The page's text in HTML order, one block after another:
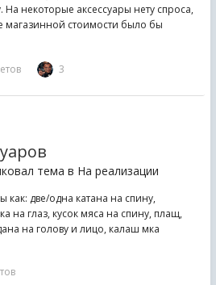
некоторые аксессуары нету спроса,
магазинной стоимости было бы
3
тема в На реализации
как: две/одна катана на спину,
на глаз, кусок мяса на спину, плащ,
на голову и лицо, калаш мка